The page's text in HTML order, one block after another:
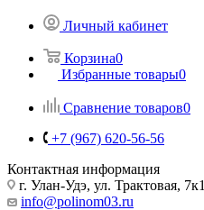
Личный кабинет
Корзина0
Избранные товары0
Сравнение товаров0
+7 (967) 620-56-56
Контактная информация
г. Улан-Удэ, ул. Трактовая, 7к1
info@polinom03.ru